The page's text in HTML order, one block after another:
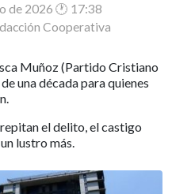
de 2026 🕐 17:38
Cooperativa
Muñoz (Partido Cristiano
una década para quienes
el delito, el castigo
lustro más.